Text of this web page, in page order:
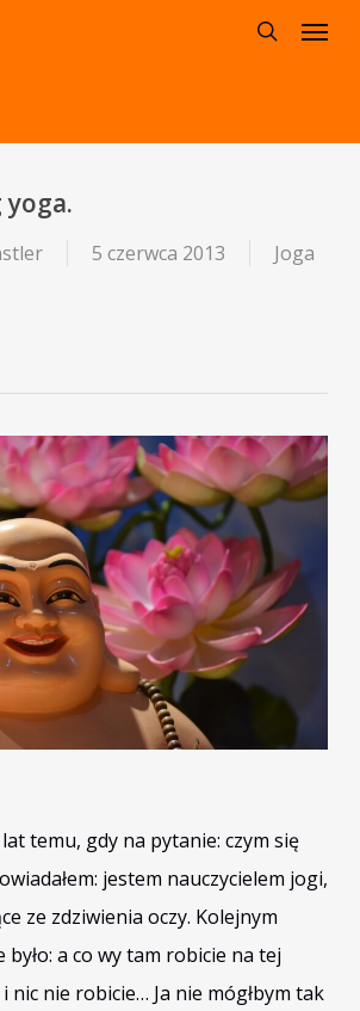
Menu
5 czerwca 2013
Joga
lat temu, gdy na pytanie: czym się
jestem nauczycielem jogi,
ze zdziwienia oczy. Kolejnym
a co wy tam robicie na tej
nic nie robicie… Ja nie mógłbym tak